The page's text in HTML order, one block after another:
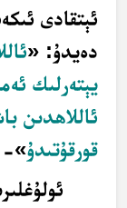
ئېتقادى
دەيدۇ: «
يېتەرلىك
ئاللاھدىن
قورقۇتىدۇ»-